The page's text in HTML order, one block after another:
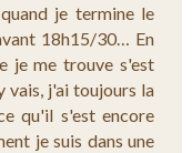
je termine le
18h15/30… En
je me trouve s'est
vais, j'ai toujours la
qu'il s'est encore
je suis dans une